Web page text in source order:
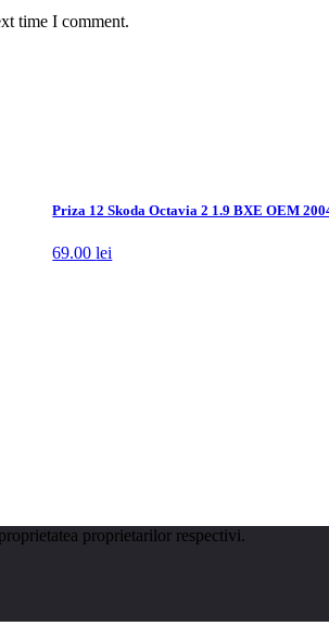
time I comment.
Priza 12 Skoda Octavia 2 1.9 BXE OEM
69.00lei
proprietarilor respectivi.